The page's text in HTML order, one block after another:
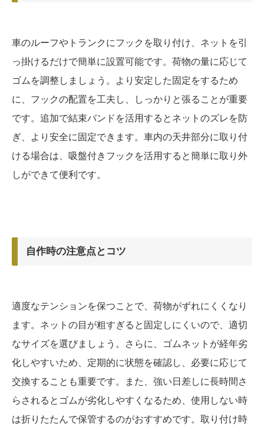
車のルーフやトランクにフックを取り付け、ネットを引
っ掛けるだけで簡単に設置可能です。荷物の量に応じて
ゴムを調整しましょう。より安定した固定をするため
に、フックの配置を工夫し、しっかりと張ることが重要
です。追加で結束バンドを活用するとネットのズレを防
ぎ、より安全に固定できます。車内の天井部分に取り付
ける場合は、吸盤付きフックを活用すると簡単に取り外
しができて便利です。
自作時の注意点とコツ
適度なテンションを保つことで、荷物がずれにくくなり
ます。ネットの目が粗すぎると固定しにくいので、適切
なサイズを選びましょう。さらに、ゴムネットが経年劣
化しやすいため、定期的に状態を確認し、必要に応じて
交換することも重要です。また、強い日差しに長時間さ
らされるとゴムが劣化しやすくなるため、使用しない時
は折りたたんで保管するのがおすすめです。取り付け時